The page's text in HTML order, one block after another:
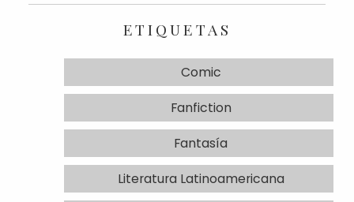
ETIQUETAS
Comic
Fanfiction
Fantasía
Literatura Latinoamericana